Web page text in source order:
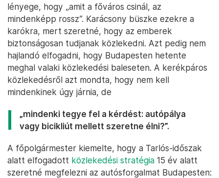
lényege, hogy „amit a főváros csinál, az
mindenképp rossz”. Karácsony büszke ezekre a
karókra, mert szeretné, hogy az emberek
biztonságosan tudjanak közlekedni. Azt pedig nem
hajlandó elfogadni, hogy Budapesten hetente
meghal valaki közlekedési baleseten. A kerékpáros
közlekedésről azt mondta, hogy nem kell
mindenkinek úgy járnia, de
„mindenki tegye fel a kérdést: autópálya
vagy bicikliút mellett szeretne élni?”.
A főpolgármester kiemelte, hogy a Tarlós-időszak
alatt elfogadott közlekedési stratégia 15 év alatt
szeretné megfelezni az autósforgalmat Budapesten: